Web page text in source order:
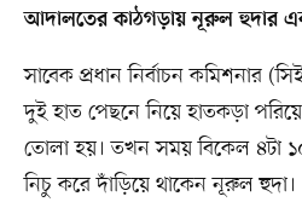
আদালতের কাঠগড়ায় নূরুল হুদার
সাবেক প্রধান নির্বাচন কমিশনার
দুই হাত পেছনে নিয়ে হাতকড়া
তোলা হয়। তখন সময় বিকেল ৪টা
নিচু করে দাঁড়িয়ে থাকেন নূরুল হুদা।